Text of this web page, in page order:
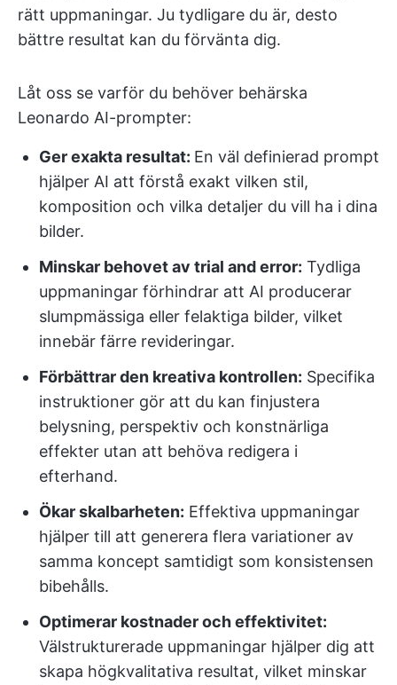
rätt uppmaningar. Ju tydligare du är, desto
bättre resultat kan du förvänta dig.
Låt oss se varför du behöver behärska
Leonardo AI-prompter:
Ger exakta resultat: En väl definierad prompt
hjälper AI att förstå exakt vilken stil,
komposition och vilka detaljer du vill ha i dina
bilder.
Minskar behovet av trial and error: Tydliga
uppmaningar förhindrar att AI producerar
slumpmässiga eller felaktiga bilder, vilket
innebär färre revideringar.
Förbättrar den kreativa kontrollen: Specifika
instruktioner gör att du kan finjustera
belysning, perspektiv och konstnärliga
effekter utan att behöva redigera i
efterhand.
Ökar skalbarheten: Effektiva uppmaningar
hjälper till att generera flera variationer av
samma koncept samtidigt som konsistensen
bibehålls.
Optimerar kostnader och effektivitet:
Välstrukturerade uppmaningar hjälper dig att
skapa högkvalitativa resultat, vilket minskar